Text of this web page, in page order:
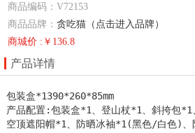
商品编码：V72153
商品品牌：贪吃猫（点击进入品牌）
商城价 :￥136.8
产品详情
包装盒*1390*260*85mm
产品配置:包装盒*1、登山杖*1、斜挎包*1
空顶遮阳帽*1、防晒冰袖*1(黑色/白色)、